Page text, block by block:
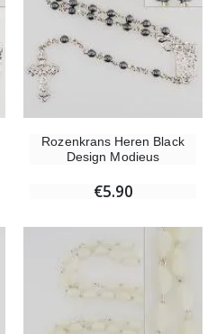
Rozenkrans Heren Black
Design Modieus
€5.90